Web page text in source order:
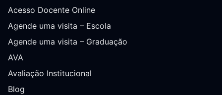
Acesso Docente Online
Agende uma visita – Escola
Agende uma visita – Graduação
AVA
Avaliação Institucional
Blog